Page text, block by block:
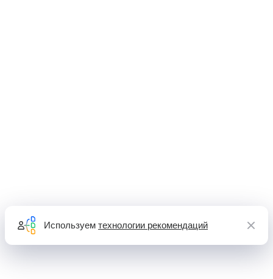
Используем технологии рекомендаций